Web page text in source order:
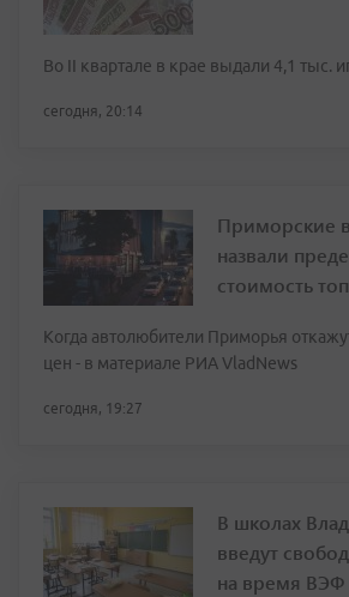
Во II квартале в крае выдали 4,1 тыс.
сегодня, 20:14
Приморские
назвали
стоимость
Когда автолюбители Приморья
цен - в материале РИА VladNews
сегодня, 19:27
В школах
введут
на время ВЭФ